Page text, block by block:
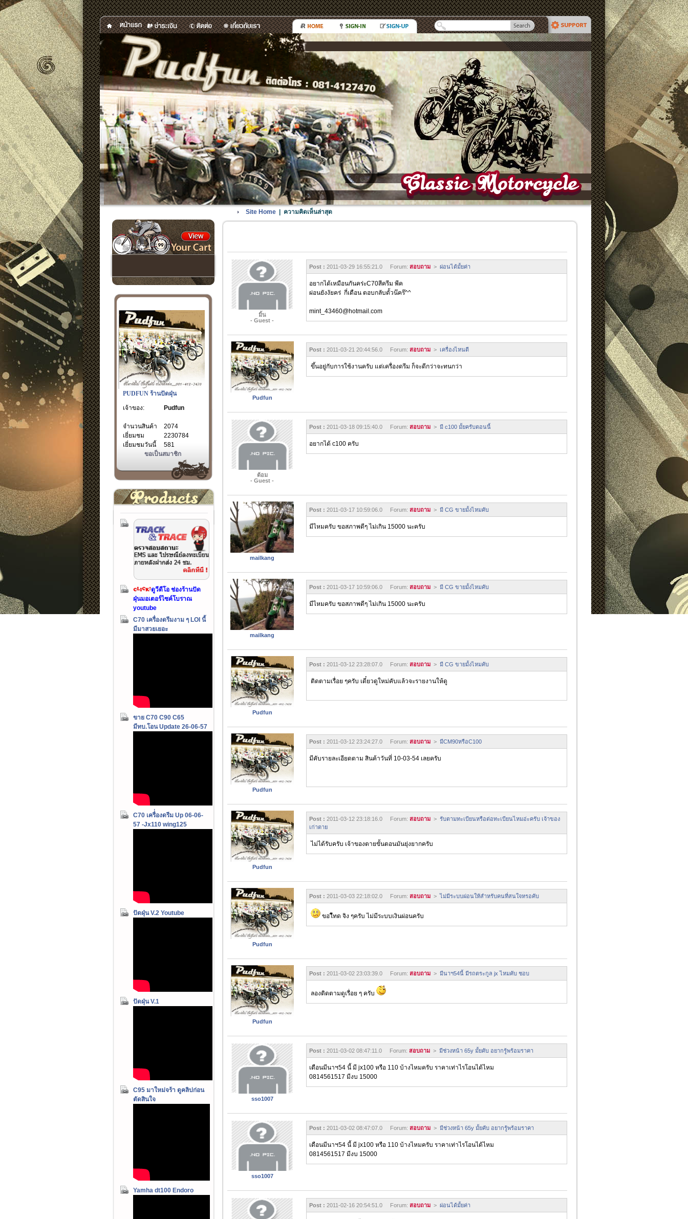
PUDFUN ร้านปัดฝุ่น
เจ้าของ:
Pudfun
จำนวนสินค้า
2074
เยี่ยมชม
2230784
เยี่ยมชมวันนี้
581
ขอเป็นสมาชิก
ดูวีดีโอ ช่องร้านปัด
ฝุ่นมอเตอร์ไซค์โบราณ
youtube
C70 เครื่องดรีมงาม ๆ LOI นี้
มีมาสวยเยอะ
ขาย C70 C90 C65
มีทบ.โอน Update 26-06-57
C70 เครื่่องดรีม Up 06-06-
57 -Jx110 wing125
ปัดฝุ่น V.2 Youtube
ปัดฝุ่น V.1
C95 มาใหม่จร้า ดูคลิปก่อน
ตัดสินใจ
Yamha dt100 Endoro
Site Home | ความคิดเห็นล่าสุด
มิ้น
- Guest -
Post : 2011-03-29 16:55:21.0 Forum: สอบถาม > ผ่อนได้มั้ยค่า
อยากได้เหมือนกันคร่ะC70สีครีม พีค
ผ่อนยังงัยคร่ กี่เดือน ตอบกลับดั้วน๊คร๊^^
mint_43460@hotmail.com
Pudfun
Post : 2011-03-21 20:44:56.0 Forum: สอบถาม > เครื่องไหนดี
ขึ้นอยู่กับการใช้งานครับ แต่เครื่องดรีม ก็จะดีกว่าจะทนกว่า
ต้อม
- Guest -
Post : 2011-03-18 09:15:40.0 Forum: สอบถาม > มี c100 มั้ยครับตอนนี้
อยากได้ c100 ครับ
mailkang
Post : 2011-03-17 10:59:06.0 Forum: สอบถาม > มี CG ขายมั้งไหมคับ
มีไหมครับ ขอสภาพดีๆ ไม่เกิน 15000 นะครับ
mailkang
Post : 2011-03-17 10:59:06.0 Forum: สอบถาม > มี CG ขายมั้งไหมคับ
มีไหมครับ ขอสภาพดีๆ ไม่เกิน 15000 นะครับ
Pudfun
Post : 2011-03-12 23:28:07.0 Forum: สอบถาม > มี CG ขายมั้งไหมคับ
ติดตามเรื่อย ๆครับ เดี๋ยวดูใหม่คับแล้วจะรายงานให้ดู
Pudfun
Post : 2011-03-12 23:24:27.0 Forum: สอบถาม > มีCM90หรือC100
มีคับรายละเอียดตาม สินค้าวันที่ 10-03-54 เลยครับ
Pudfun
Post : 2011-03-12 23:18:16.0 Forum: สอบถาม > รับตามทะเบียนหรือต่อทะเบียนไหมอ่ะครับ เจ้าของ
เก่าตาย
ไม่ได้รับครับ เจ้าของตายขั้นตอนมันยุ่งยากครับ
Pudfun
Post : 2011-03-03 22:18:02.0 Forum: สอบถาม >ไม่มีระบบผ่อนให้สำหรับคนที่สนใจหรอคับ
ขอโืทด จิง ๆครับ ไม่มีระบบเงินผ่อนครับ
Pudfun
Post : 2011-03-02 23:03:39.0 Forum: สอบถาม > มีนาฯ54นี้ มีรถตระกูล jx ไหมคับ ชอบ
ลองติดตามดูเรื่อย ๆ ครับ
sso1007
Post : 2011-03-02 08:47:11.0 Forum: สอบถาม > มีช่วงหน้า 65y มั้ยคับ อยากรู้พร้อมราคา
เดือนมีนาฯ54 นี้ มี jx100 หรือ 110 บ้างไหมครับ ราคาเท่าไรโอนได้ไหม
0814561517 มีงบ 15000
sso1007
Post : 2011-03-02 08:47:07.0 Forum: สอบถาม > มีช่วงหน้า 65y มั้ยคับ อยากรู้พร้อมราคา
เดือนมีนาฯ54 นี้ มี jx100 หรือ 110 บ้างไหมครับ ราคาเท่าไรโอนได้ไหม
0814561517 มีงบ 15000
Post : 2011-02-16 20:54:51.0 Forum: สอบถาม > ผ่อนได้มั้ยค่า